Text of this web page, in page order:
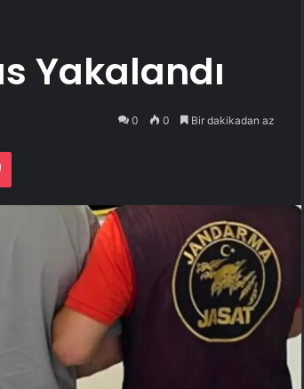
Yakalandı
0 0 Bir dakikadan az
Pocket